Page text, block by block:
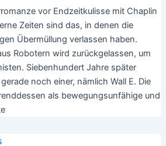
vor Endzeitkulisse mit Chaplin
Zeiten sind das, in denen die
Übermüllung verlassen haben.
Robotern wird zurückgelassen, um
Siebenhundert Jahre später
noch einer, nämlich Wall E. Die
als bewegungsunfähige und